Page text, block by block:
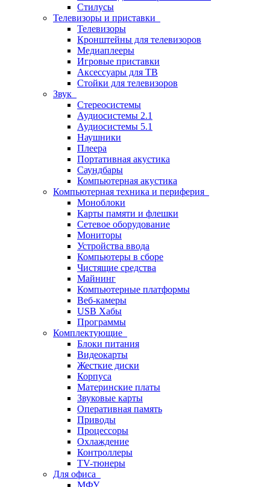
Стилусы
Телевизоры и приставки
Телевизоры
Кронштейны для телевизоров
Медиаплееры
Игровые приставки
Аксессуары для ТВ
Стойки для телевизоров
Звук
Стереосистемы
Аудиосистемы 2.1
Аудиосистемы 5.1
Наушники
Плеера
Портативная акустика
Саундбары
Компьютерная акустика
Компьютерная техника и периферия
Моноблоки
Карты памяти и флешки
Сетевое оборудование
Мониторы
Устройства ввода
Компьютеры в сборе
Чистящие средства
Майнинг
Компьютерные платформы
Веб-камеры
USB Хабы
Программы
Комплектующие
Блоки питания
Видеокарты
Жесткие диски
Корпуса
Материнские платы
Звуковые карты
Оперативная память
Приводы
Процессоры
Охлаждение
Контроллеры
TV-тюнеры
Для офиса
МФУ